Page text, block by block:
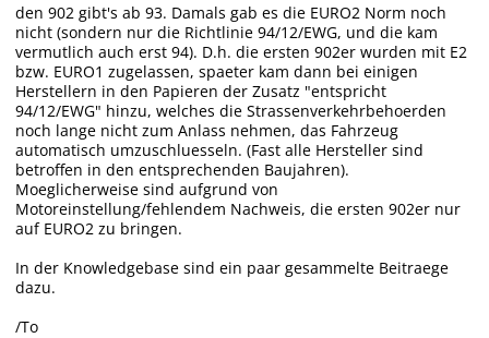
den 902 gibt's ab 93. Damals gab es die EURO2 Norm noch
nicht (sondern nur die Richtlinie 94/12/EWG, und die kam
vermutlich auch erst 94). D.h. die ersten 902er wurden mit E2
bzw. EURO1 zugelassen, spaeter kam dann bei einigen
Herstellern in den Papieren der Zusatz "entspricht
94/12/EWG" hinzu, welches die Strassenverkehrbehoerden
noch lange nicht zum Anlass nehmen, das Fahrzeug
automatisch umzuschluesseln. (Fast alle Hersteller sind
betroffen in den entsprechenden Baujahren).
Moeglicherweise sind aufgrund von
Motoreinstellung/fehlendem Nachweis, die ersten 902er nur
auf EURO2 zu bringen.
In der Knowledgebase sind ein paar gesammelte Beitraege
dazu.
/To